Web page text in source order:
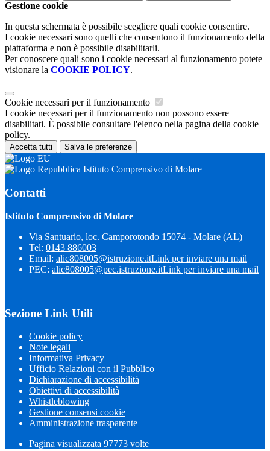
Gestione cookie
In questa schermata è possibile scegliere quali cookie consentire.
I cookie necessari sono quelli che consentono il funzionamento della
piattaforma e non è possibile disabilitarli.
Per conoscere quali sono i cookie necessari al funzionamento potete
visionare la COOKIE POLICY.
Cookie necessari per il funzionamento
I cookie necessari per il funzionamento non possono essere
disabilitati. È possibile consultare l'elenco nella pagina della cookie
policy.
Accetta tutti Salva le preferenze
Istituto Comprensivo di Molare
Contatti
Istituto Comprensivo di Molare
Via Santuario, loc. Camporotondo 15074 - Molare (AL)
Tel: 0143 886003
Email: alic808005@istruzione.itLink per inviare una mail
PEC: alic808005@pec.istruzione.itLink per inviare una mail
Sezione Link Utili
Cookie policy
Note legali
Informativa Privacy
Ufficio Relazioni con il Pubblico
Dichiarazione di accessibilità
Obiettivi di accessibilità
Whistleblowing
Gestione consensi cookie
Amministrazione trasparente
Pagina visualizzata 97773 volte